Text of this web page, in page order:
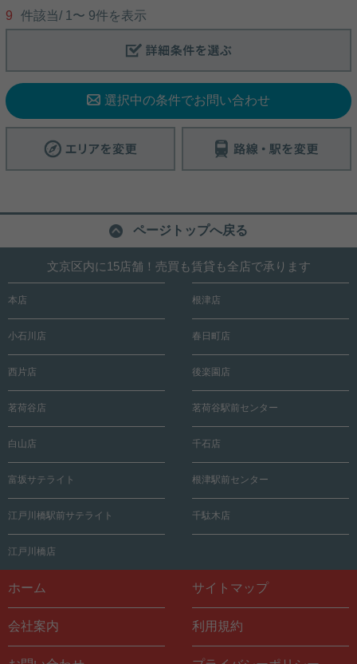
り、とても充実しています。フローリングが魅力的
な、木の温かみのあるマンションです。2駅利用で
ンション。文京区や南北線本駒込付近で、お客様の
が全力でお部屋探しをサポートいたします(*^^*)
9 件該当/ 1 〜 9件を表示
選択中の条件でお問い合わせ
ページトップへ戻る
文京区内に15店舗！売買も賃貸も全店で承ります
本店 根津店
小石川店 春日町店
西片店 後楽園店
茗荷谷店 茗荷谷駅前センター
白山店 千石店
富坂サテライト 根津駅前センター
江戸川橋駅前サテライト 千駄木店
江戸川橋店
ホーム サイトマップ
会社案内 利用規約